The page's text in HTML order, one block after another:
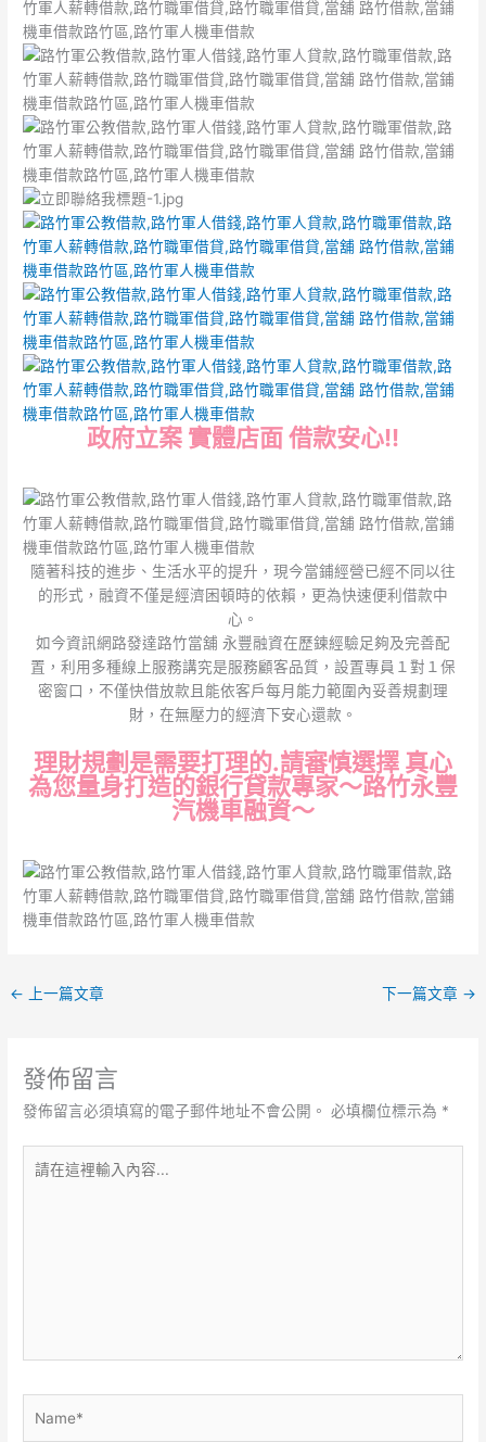
政府立案 實體店面 借款安心!!
隨著科技的進步、生活水平的提升，現今當鋪經營已經不同以往
的形式，融資不僅是經濟困頓時的依賴，更為快速便利借款中
心。
如今資訊網路發達路竹當舖 永豐融資在歷鍊經驗足夠及完善配
置，利用多種線上服務講究是服務顧客品質，設置專員１對１保
密窗口，不僅快借放款且能依客戶每月能力範圍內妥善規劃理
財，在無壓力的經濟下安心還款。
理財規劃是需要打理的.請審慎選擇 真心
為您量身打造的銀行貸款專家～路竹永豐
汽機車融資～
← 上一篇文章 下一篇文章 →
發佈留言
發佈留言必須填寫的電子郵件地址不會公開。 必填欄位標示為 *
在